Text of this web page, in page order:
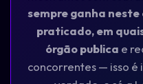
sempre ganha neste
praticado, em
órgão publica e
concorrentes — isso